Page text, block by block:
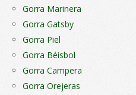
Gorra Marinera
Gorra Gatsby
Gorra Piel
Gorra Béisbol
Gorra Campera
Gorra Orejeras